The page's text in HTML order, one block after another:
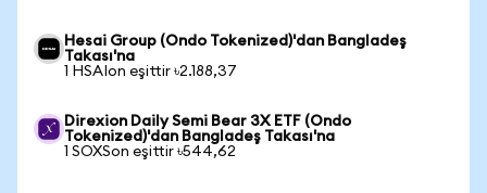
Hesai Group (Ondo Tokenized)'dan Bangladeş
Takası'na
1 HSAIon eşittir ৳2.188,37
Direxion Daily Semi Bear 3X ETF (Ondo
Tokenized)'dan Bangladeş Takası'na
1 SOXSon eşittir ৳544,62